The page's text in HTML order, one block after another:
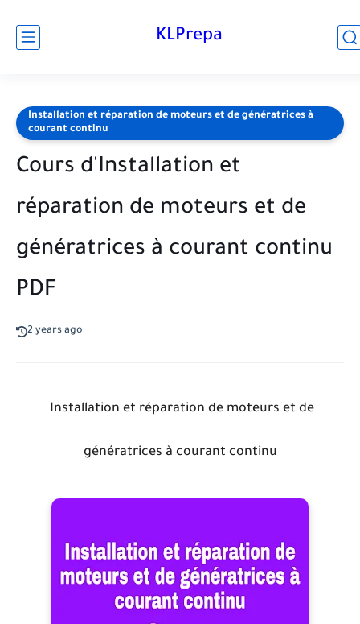
KLPrepa
Installation et réparation de moteurs et de génératrices à
courant continu
Cours d'Installation et
réparation de moteurs et de
génératrices à courant continu
PDF
2 years ago
Installation et réparation de moteurs et de
génératrices à courant continu